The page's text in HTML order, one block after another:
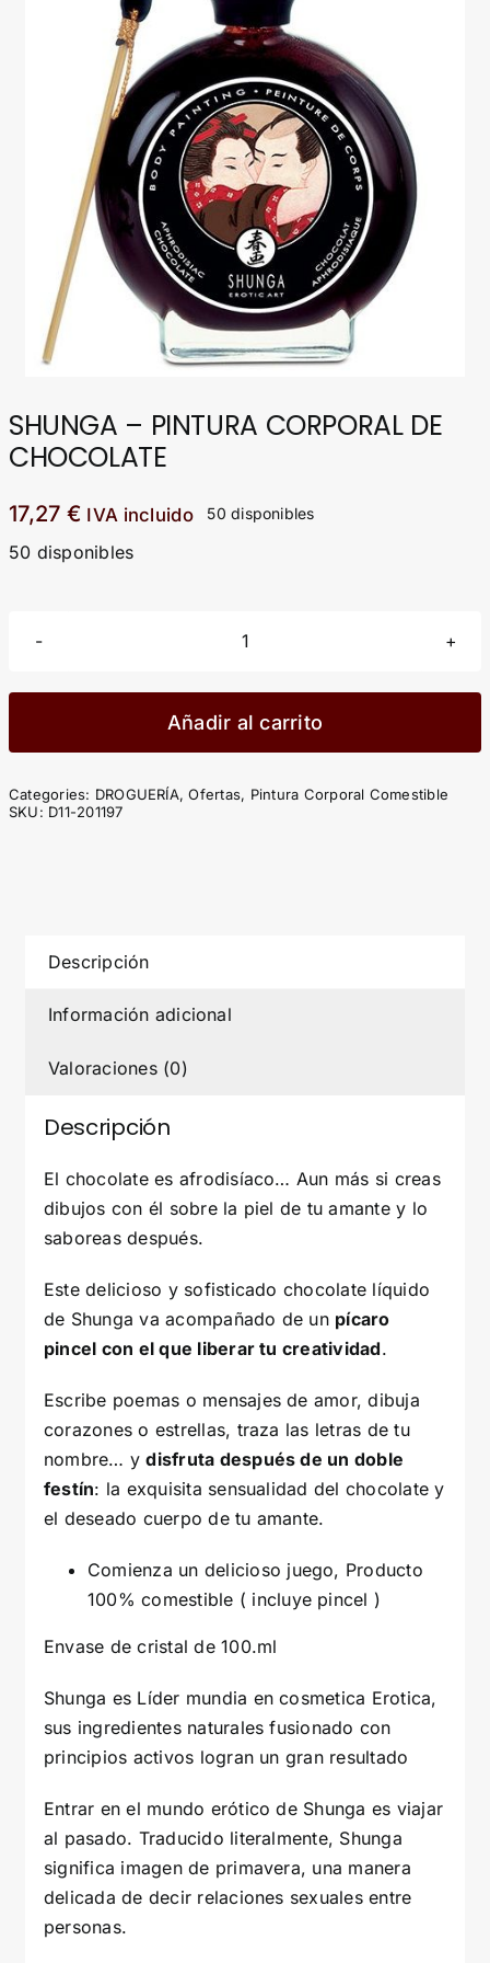
MODA & LENCERÍA
JUGUETES
CONTACTO
POLÍTICA DE PRIVACIDAD
SHUNGA – PINTURA CORPORAL DE
CHOCOLATE
17,27 € IVA incluido 50 disponibles
50 disponibles
SHUNGA
PINTURA
CHOCOLATE
Añadir al carrito
Categories: DROGUERÍA,Ofertas, Pintura Corporal Comestible
SKU: D11-201197
Descripción
Información adicional
Valoraciones (0)
Descripción
El chocolate es afrodisíaco… Aun más si creas
dibujos con él sobre la piel de tu amante y lo
saboreas después.
Este delicioso y sofisticado chocolate líquido
de Shunga va acompañado de un pícaro
pincel con el que liberar tu creatividad.
Escribe poemas o mensajes de amor, dibuja
corazones o estrellas, traza las letras de tu
nombre… ydisfruta después de un doble
festín: la exquisita sensualidad del chocolate y
el deseado cuerpo de tu amante.
Comienza un delicioso juego, Producto
100% comestible ( incluye pincel )
Envase de cristal de 100.ml
Shunga es Líder mundia en cosmetica Erotica,
sus ingredientes naturales fusionado con
principios activos logran un gran resultado
Entrar en el mundo erótico de Shunga es viajar
al pasado. Traducido literalmente, Shunga
significa imagen de primavera, una manera
delicada de decir relaciones sexuales entre
personas.